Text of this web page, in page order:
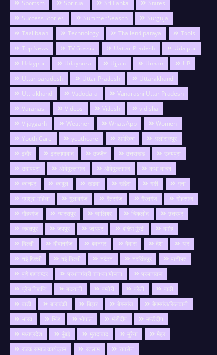
Sportsm
Spritual Sri Lanka
States
Success Stories
Summer Season
Surguja
Taalibaan
Technology Thailend pataya
Tools
Top News
TV Gossip Uattar Pradesh
Udaipur
Udaypur
Udaypura Ujjain Unnao
UP
Uttar paradesh
Uttar Pradesh
Uttarakhand
Uttrakhand
Vadodara
Vanarashi Uttar Pradesh
Varanasi
Videos Videsh
vidisha
Vijaygarh
Weather WhatsApp
Women
Youth Care
youthcare अमेरिका
अलीराजपुर
इंदौर
इस्लामाबाद उज्जैन उत्तराखंड
उदयपुरा
उदायपुरा
ओबेदुल्लागंज औबेदुल्लागंज
कथा वाचन
कानपुर
काबुल खंडवा खंडेरा गङी
गुना
गुमशुदा महिला
गुलाबगंज गैतरगंज गैरतगंज
गोहरगंज
गौहरगंज
ग्यारसपुर ग्वालियर चिकलोद
छतरपुर
जबलपुर
जयपुर जोधपुर दक्षिण मुंबई
दमोह
दिल्ली
दीवानगंज देवनगर देवास देश
धार
नई दिल्ली
नई दिल्ली नटेरन नरसिंहपुर
पानीपत
पुणे महाराष्ट्र
प्रधानमंत्री मानधन योजना
प्रयागराज
प्रेस विज्ञप्ति
बङवानी बम्होरी बरेली
बाङी
बाडी
बाराबंकी बिहार बेगमगंज
बेगमगंज/सिलवानी
भारत
भिंड भोपाल मंडीदीप
मण्डीदीप
मध्यप्रदेश
मुंबई मुरादाबाद मुरैना
मैहर
रजक समाज कार्यक्रम
रतलाम रायसेन